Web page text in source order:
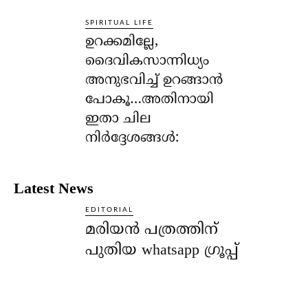
SPIRITUAL LIFE
ഉറക്കമില്ലേ,
ദൈവികസാന്നിധ്യം
അനുഭവിച്ച് ഉറങ്ങാന്‍
പോകൂ…അതിനായി
ഇതാ ചില
നിര്‍ദ്ദേശങ്ങള്‍:
Latest News
EDITORIAL
മരിയൻ പത്രത്തിന്
പുതിയ whatsapp ഗ്രൂപ്പ്